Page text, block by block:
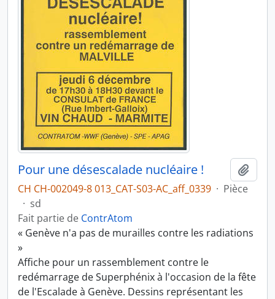
Pour une désescalade nucléaire !
CH CH-002049-8 013_CAT-S03-AC_aff_0339 · Pièce
· sd
Fait partie de ContrAtom
« Genève n'a pas de murailles contre les radiations
»
Affiche pour un rassemblement contre le
redémarrage de Superphénix à l'occasion de la fête
de l'Escalade à Genève. Dessins représentant les